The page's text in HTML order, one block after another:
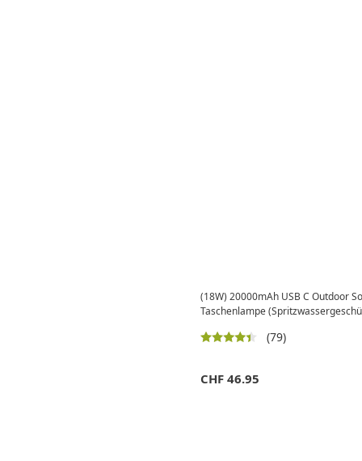
(18W) 20000mAh USB C Outdoor
Taschenlampe
(79)
CHF 46.95